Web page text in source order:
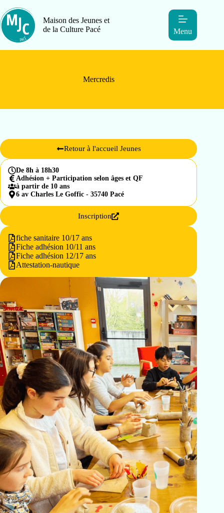
Maison des Jeunes et
de la Culture Pacé
Menu
Mercredis
Retour à l'accueil Jeunes
De 8h à 18h30
Adhésion + Participation selon âges et QF
à partir de 10 ans
6 av Charles Le Goffic - 35740 Pacé
Inscription
fiche sanitaire 10/17 ans
Fiche adhésion 10/11 ans
Fiche adhésion 12/17 ans
Attestation-nautique